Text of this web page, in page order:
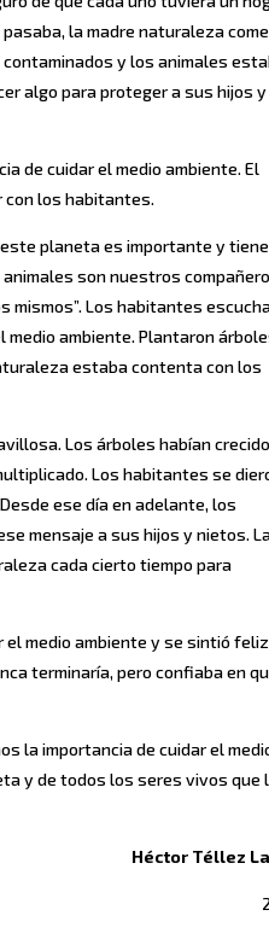
la madre naturaleza
y los animales
algo para proteger a sus hijos
de cuidar el medio ambiente. El
con los habitantes.
planeta es importante y
son nuestros
Los habitantes
ambiente. Plantaron
estaba contenta con los
Los árboles habían
Los habitantes se
ese día en adelante, los
mensaje a sus hijos y nietos.
cada cierto tiempo para
el medio ambiente y se sintió
terminaría, pero confiaba en
la importancia de cuidar el
y de todos los seres vivos que
Héctor Téllez